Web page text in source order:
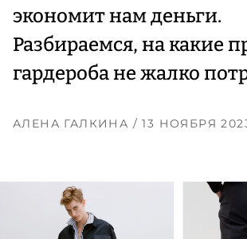
экономит нам деньги.
Разбираемся, на какие
гардероба не жалко
АЛЕНА ГАЛКИНА / 13 НОЯБРЯ